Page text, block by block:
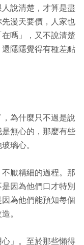
說清楚，才算是盡
漫天要價，人家也
嗎」，又不說清楚
隱隱覺得有種差點
為什麼只不過是說
無心的，那麼有些
璃心。
厭精細的過程。那
因為他們口才特別
為他們能預知每個
。
」。至於那些懶得